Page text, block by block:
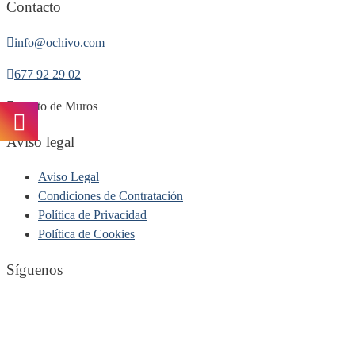
Contacto
info@ochivo.com
677 92 29 02
Puerto de Muros
Aviso legal
Aviso Legal
Condiciones de Contratación
Política de Privacidad
Política de Cookies
Síguenos